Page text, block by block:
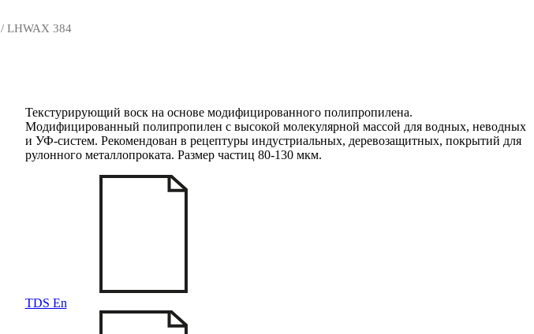
/ LHWAX 384
Текстурирующий воск на основе модифицированного полипропилена.
Модифицированный полипропилен с высокой молекулярной массой для водных, неводных
и УФ-систем. Рекомендован в рецептуры индустриальных, деревозащитных, покрытий для
рулонного металлопроката. Размер частиц 80-130 мкм.
TDS En